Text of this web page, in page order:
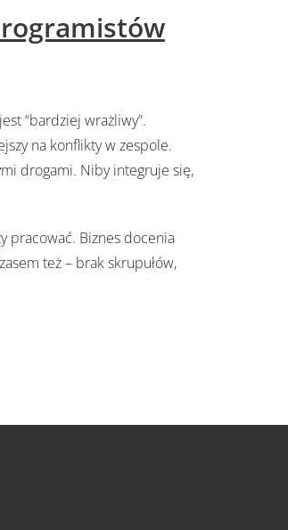
“bardziej wrażliwy”.
na konflikty w zespole.
drogami. Niby integruje się,
pracować. Biznes docenia
też – brak skrupułów,